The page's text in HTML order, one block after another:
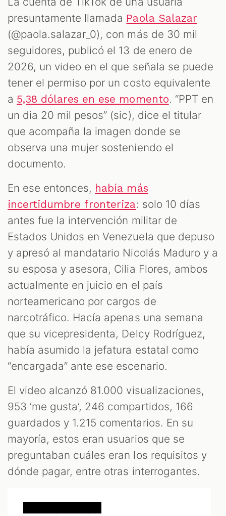
presuntamente llamada Paola Salazar
(@paola.salazar_0), con más de 30 mil
seguidores, publicó el 13 de enero de
2026, un video en el que señala se puede
tener el permiso por un costo equivalente
a 5,38 dólares en ese momento. “PPT en
un dia 20 mil pesos” (sic), dice el titular
que acompaña la imagen donde se
observa una mujer sosteniendo el
documento.
En ese entonces, había más
incertidumbre fronteriza: solo 10 días
antes fue la intervención militar de
Estados Unidos en Venezuela que depuso
y apresó al mandatario Nicolás Maduro y a
su esposa y asesora, Cilia Flores, ambos
actualmente en juicio en el país
norteamericano por cargos de
narcotráfico. Hacía apenas una semana
que su vicepresidenta, Delcy Rodríguez,
había asumido la jefatura estatal como
“encargada” ante ese escenario.
El video alcanzó 81.000 visualizaciones,
953 ‘me gusta’, 246 compartidos, 166
guardados y 1.215 comentarios. En su
mayoría, estos eran usuarios que se
preguntaban cuáles eran los requisitos y
dónde pagar, entre otras interrogantes.